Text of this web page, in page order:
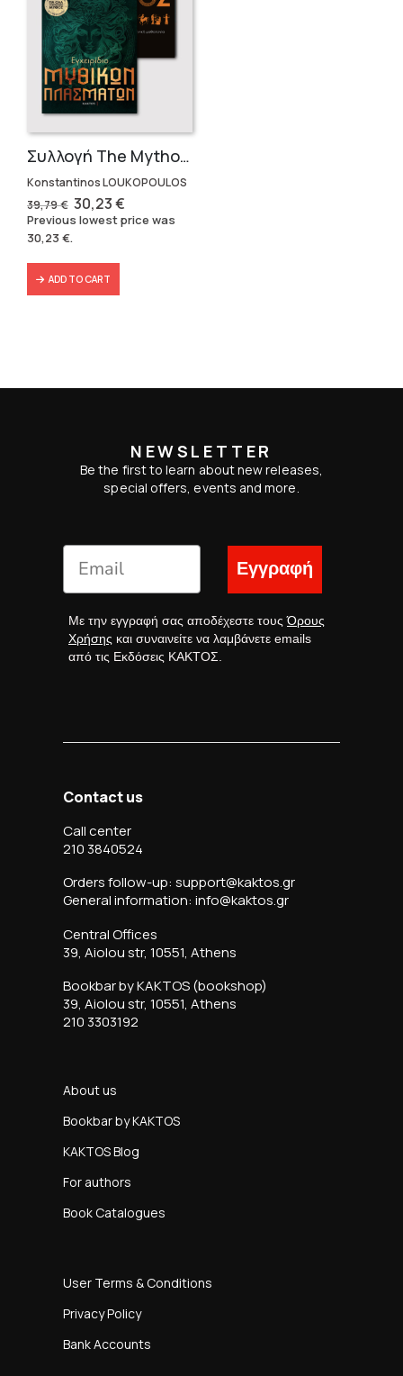
Συλλογή The Mythologist (2 βιβλία)
Konstantinos LOUKOPOULOS
39,79€ Original
price
was:
39,79 €.
30,23€Current
price
is:
Previous lowest price was
30,23€.
ADD TO CART
NEWSLETTER
Be the first to learn about new releases,
special offers, events and more.
Εγγραφή
Με την εγγραφή σας αποδέχεστε τουςΌρους
Χρήσης και συναινείτε να λαμβάνετε emails
από τις Εκδόσεις ΚΑΚΤΟΣ.
Contact us
Call center
210 3840524
Orders follow-up: support@kaktos.gr
General information: info@kaktos.gr
Central Offices
39, Aiolou str, 10551, Athens
Bookbar by KAKTOS (bookshop)
39, Aiolou str, 10551, Athens
210 3303192
About us
Bookbar by KAKTOS
KAKTOS Blog
For authors
Book Catalogues
User Terms & Conditions
Privacy Policy
Bank Accounts